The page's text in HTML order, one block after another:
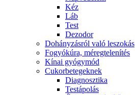
Kéz
Láb
Test
Dezodor
Dohányzásról való leszokás
Fogyókúra, méregtelenítés
Kínai gyógymód
Cukorbetegeknek
Diagnosztika
Testápolás